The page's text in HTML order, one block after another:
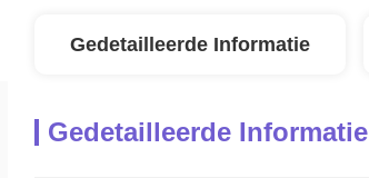
Gedetailleerde Informatie
Gedetailleerde Informatie